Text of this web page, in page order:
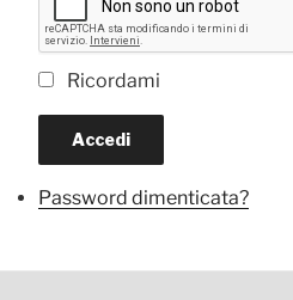
Ricordami
Accedi
Password dimenticata?